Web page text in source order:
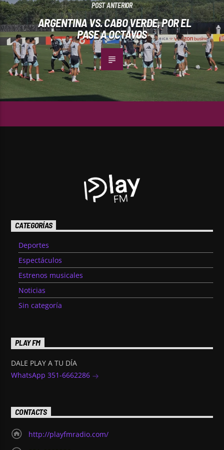
POST ANTERIOR
ARGENTINA VS. CABO VERDE, POR EL
PASE A OCTAVOS
CATEGORÍAS
Deportes
Espectáculos
Estrenos musicales
Noticias
Sin categoría
PLAY FM
DALE PLAY A TU DÍA
WhatsApp 351-6662286
CONTACTS
http://playfmradio.com/